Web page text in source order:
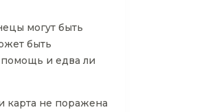
могут быть
быть
помощь и едва ли
карта не поражена